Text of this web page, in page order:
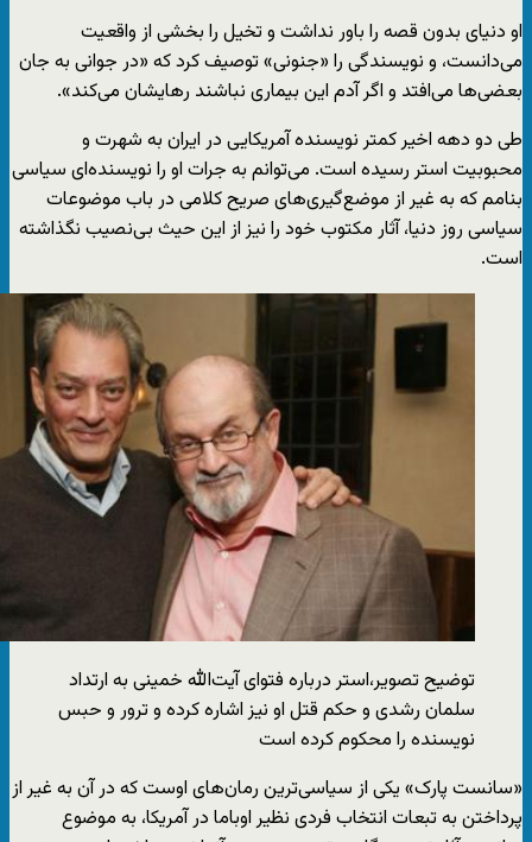
او دنیای بدون قصه را باور نداشت و تخیل را بخشی از واقعیت
می‌دانست، و نویسندگی را «جنونی» توصیف کرد که «در جوانی به جان
بعضی‌ها می‌افتد و اگر آدم این بیماری نباشند رهایشان می‌کند».
طی دو دهه اخیر کمتر نویسنده آمریکایی در ایران به شهرت و
محبوبیت استر رسیده است. می‌توانم به جرات او را نویسنده‌ای سیاسی
بنامم که به غیر از موضع‌گیری‌های صریح کلامی در باب موضوعات
سیاسی روز دنیا، آثار مکتوب خود را نیز از این حیث بی‌نصیب نگذاشته
است.
توضیح تصویر،استر درباره فتوای آیت‌الله خمینی به ارتداد
سلمان رشدی و حکم قتل او نیز اشاره کرده و ترور و حبس
نویسنده را محکوم کرده است
«سانست پارک» یکی از سیاسی‌ترین رمان‌های اوست که در آن به غیر از
پرداختن به تبعات انتخاب فردی نظیر اوباما در آمریکا، به موضوع